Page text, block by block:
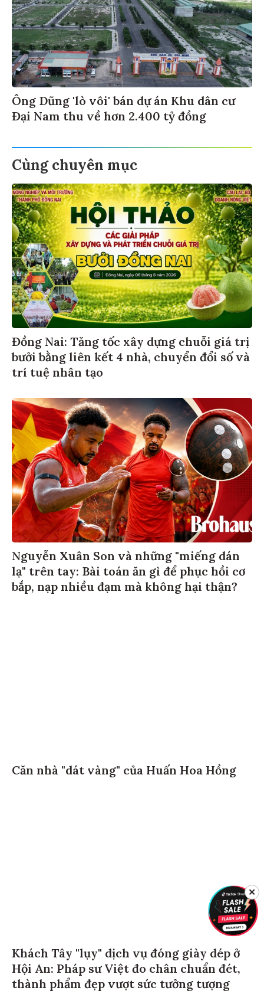
Ông Dũng 'lò vôi' bán dự án Khu dân cư
Đại Nam thu về hơn 2.400 tỷ đồng
Cùng chuyên mục
Đồng Nai: Tăng tốc xây dựng chuỗi giá trị
bưởi bằng liên kết 4 nhà, chuyển đổi số và
trí tuệ nhân tạo
Nguyễn Xuân Son và những "miếng dán
lạ" trên tay: Bài toán ăn gì để phục hồi cơ
bắp, nạp nhiều đạm mà không hại thận?
Căn nhà "dát vàng" của Huấn Hoa Hồng
Khách Tây "lụy" dịch vụ đóng giày dép ở
Hội An: Pháp sư Việt đo chân chuẩn đét,
thành phẩm đẹp vượt sức tưởng tượng
✕